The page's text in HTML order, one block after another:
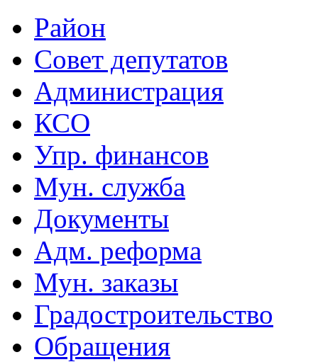
Район
Совет депутатов
Администрация
КСО
Упр. финансов
Мун. служба
Документы
Адм. реформа
Мун. заказы
Градостроительство
Обращения